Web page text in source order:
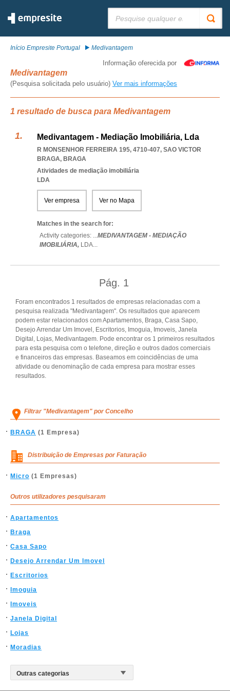
Início Empresite Portugal Medivantagem
Informação oferecida por
Medivantagem
(Pesquisa solicitada pelo usuário) Ver mais informações
1 resultado de busca para Medivantagem
Medivantagem - Mediação Imobiliária, Lda
R MONSENHOR FERREIRA 195, 4710-407, SAO VICTOR
BRAGA, BRAGA
Atividades de mediação imobiliária
LDA
Ver empresa Ver no Mapa
Matches in the search for:
Activity categories: ...MEDIVANTAGEM - MEDIAÇÃO
IMOBILIÁRIA, LDA...
Pág. 1
Foram encontrados 1 resultados de empresas relacionadas com a
pesquisa realizada "Medivantagem". Os resultados que aparecem
podem estar relacionados com Apartamentos, Braga, Casa Sapo,
Desejo Arrendar Um Imovel, Escritorios, Imoguia, Imoveis, Janela
Digital, Lojas, Medivantagem. Pode encontrar os 1 primeiros resultados
para esta pesquisa com o telefone, direção e outros dados comerciais
e financeiros das empresas. Baseamos em coincidências de uma
atividade ou denominação de cada empresa para mostrar esses
resultados.
Filtrar "Medivantagem" por Concelho
BRAGA (1 Empresa)
Distribuição de Empresas por Faturação
Micro (1 Empresas)
Outros utilizadores pesquisaram
Apartamentos
Braga
Casa Sapo
Desejo Arrendar Um Imovel
Escritorios
Imoguia
Imoveis
Janela Digital
Lojas
Moradias